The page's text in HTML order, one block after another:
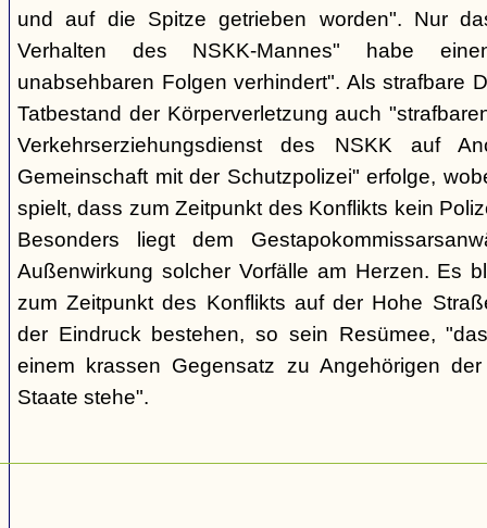
und auf die Spitze getrieben worden". Nur
Verhalten des NSKK-Mannes" habe
unabsehbaren Folgen verhindert". Als strafbare
Tatbestand der Körperverletzung auch
Verkehrserziehungsdienst des NSKK auf
Gemeinschaft mit der Schutzpolizei" erfolge,
spielt, dass zum Zeitpunkt des Konflikts kein
Besonders liegt dem
Außenwirkung solcher Vorfälle am Herzen. Es
zum Zeitpunkt des Konflikts auf der Hohe
der Eindruck bestehen, so sein Resümee,
einem krassen Gegensatz zu Angehörigen
Staate stehe".